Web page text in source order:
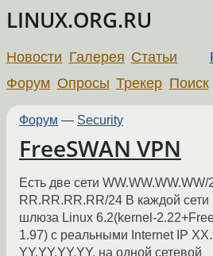
LINUX.ORG.RU
Новости Галерея Статьи
Форум Опросы Трекер Поиск
Форум — Security
FreeSWAN VPN
Есть две сети WW.WW.WW.WW/
RR.RR.RR.RR/24 В каждой сети
шлюза Linux 6.2(kernel-
1.97) с реальными Internet IP
YY.YY.YY.YY. на одной сетевой